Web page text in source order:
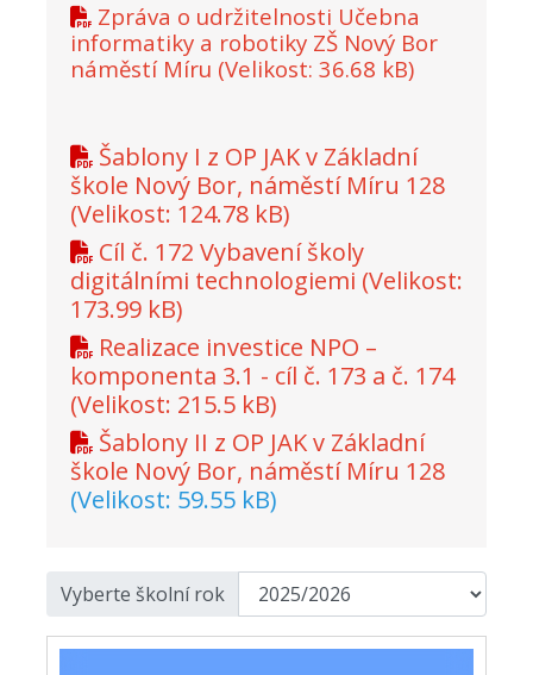
Zpráva o udržitelnosti Učebna
informatiky a robotiky ZŠ Nový Bor
náměstí Míru (Velikost: 36.68 kB)
Šablony I z OP JAK v Základní
škole Nový Bor, náměstí Míru 128
(Velikost: 124.78 kB)
Cíl č. 172 Vybavení školy
digitálními technologiemi (Velikost:
173.99 kB)
Realizace investice NPO –
komponenta 3.1 - cíl č. 173 a č. 174
(Velikost: 215.5 kB)
Šablony II z OP JAK v Základní
škole Nový Bor, náměstí Míru 128
(Velikost: 59.55 kB)
Vyberte školní rok